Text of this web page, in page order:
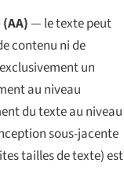
— le texte peut
contenu ni de
un
au niveau
du texte au niveau
sous-jacente
tailles de texte) est